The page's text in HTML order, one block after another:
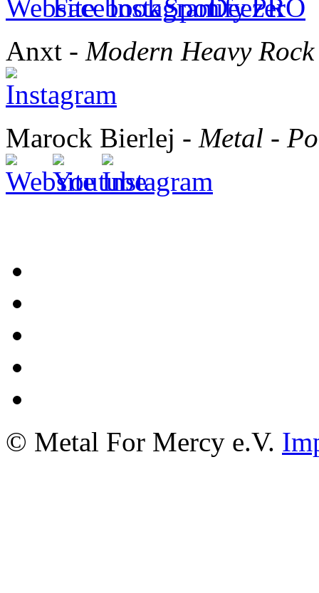
Anxt - Modern Heavy Rock
Marock Bierlej - Metal -
© Metal For Mercy e.V.